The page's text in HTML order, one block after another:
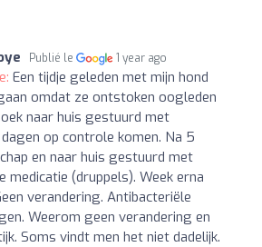
Publié le 1 year ago
Een tijdje geleden met mijn hond
omdat ze ontstoken oogleden
naar huis gestuurd met
op controle komen. Na 5
en naar huis gestuurd met
medicatie (druppels). Week erna
verandering. Antibacteriële
Weerom geen verandering en
Soms vindt men het niet dadelijk.